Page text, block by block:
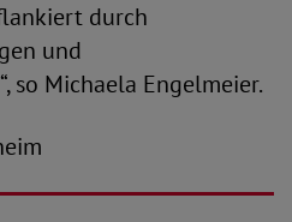
durch
und
so Michaela Engelmeier.